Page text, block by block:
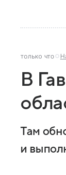
только что
В
Там
и